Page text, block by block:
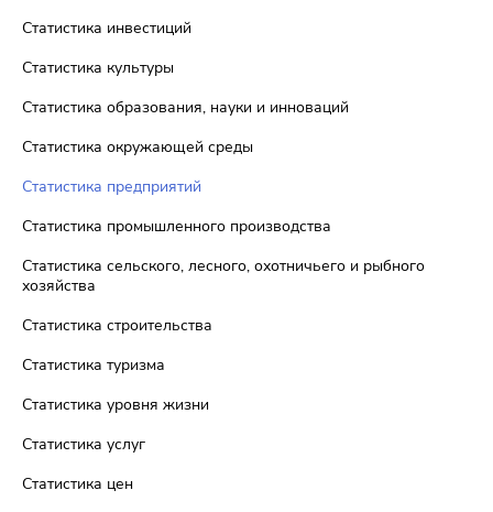
Статистика инвестиций
Статистика культуры
Статистика образования, науки и инноваций
Статистика окружающей среды
Статистика предприятий
Статистика промышленного производства
Статистика сельского, лесного, охотничьего и рыбного
хозяйства
Статистика строительства
Статистика туризма
Статистика уровня жизни
Статистика услуг
Статистика цен